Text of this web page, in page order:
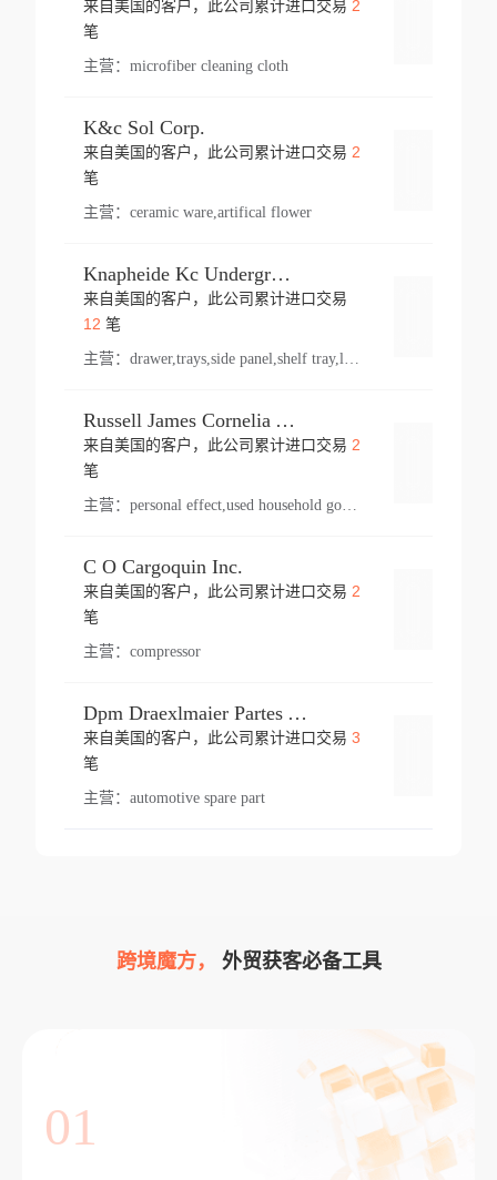
来自美国的客户，此公司累计进口交易 2
笔
主营： microfiber cleaning cloth
K&c Sol Corp.
来自美国的客户，此公司累计进口交易 2
笔
主营： ceramic ware,artifical flower
Knapheide Kc Underground
来自美国的客户，此公司累计进口交易
12 笔
主营：
Russell James Cornelia Arlington Va
来自美国的客户，此公司累计进口交易 2
笔
主营： personal effect,used household goods
C O Cargoquin Inc.
来自美国的客户，此公司累计进口交易 2
笔
主营： compressor
Dpm Draexlmaier Partes Automotrices Corr Ind Huejotzingo
来自美国的客户，此公司累计进口交易 3
笔
主营： automotive spare part
跨境魔方， 外贸获客必备工具
01